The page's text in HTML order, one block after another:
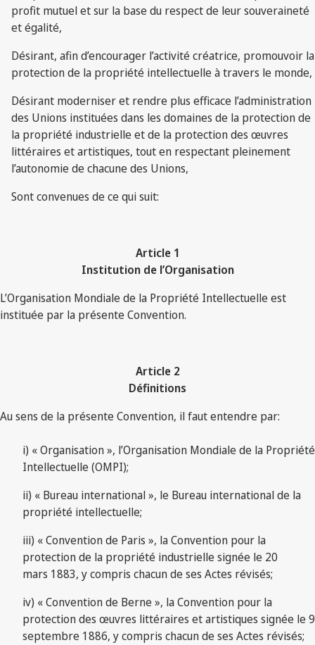
profit mutuel et sur la base du respect de leur souveraineté
et égalité,
Désirant, afin d’encourager l’activité créatrice, promouvoir la
protection de la propriété intellectuelle à travers le monde,
Désirant moderniser et rendre plus efficace l’administration
des Unions instituées dans les domaines de la protection de
la propriété industrielle et de la protection des œuvres
littéraires et artistiques, tout en respectant pleinement
l’autonomie de chacune des Unions,
Sont convenues de ce qui suit:
Article 1
Institution de l’Organisation
L’Organisation Mondiale de la Propriété Intellectuelle est
instituée par la présente Convention.
Article 2
Définitions
Au sens de la présente Convention, il faut entendre par:
i) « Organisation », l’Organisation Mondiale de la Propriété
Intellectuelle (OMPI);
ii) « Bureau international », le Bureau international de la
propriété intellectuelle;
iii) « Convention de Paris », la Convention pour la
protection de la propriété industrielle signée le 20
mars 1883, y compris chacun de ses Actes révisés;
iv) « Convention de Berne », la Convention pour la
protection des œuvres littéraires et artistiques signée le 9
septembre 1886, y compris chacun de ses Actes révisés;